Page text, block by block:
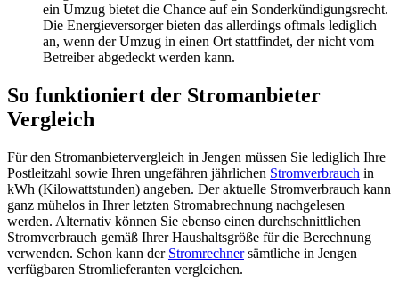
ein Umzug bietet die Chance auf ein Sonderkündigungsrecht.
Die Energieversorger bieten das allerdings oftmals lediglich
an, wenn der Umzug in einen Ort stattfindet, der nicht vom
Betreiber abgedeckt werden kann.
So funktioniert der Stromanbieter
Vergleich
Für den Stromanbietervergleich in Jengen müssen Sie lediglich Ihre
Postleitzahl sowie Ihren ungefähren jährlichen Stromverbrauch in
kWh (Kilowattstunden) angeben. Der aktuelle Stromverbrauch kann
ganz mühelos in Ihrer letzten Stromabrechnung nachgelesen
werden. Alternativ können Sie ebenso einen durchschnittlichen
Stromverbrauch gemäß Ihrer Haushaltsgröße für die Berechnung
verwenden. Schon kann der Stromrechnersämtliche in Jengen
verfügbaren Stromlieferanten vergleichen.